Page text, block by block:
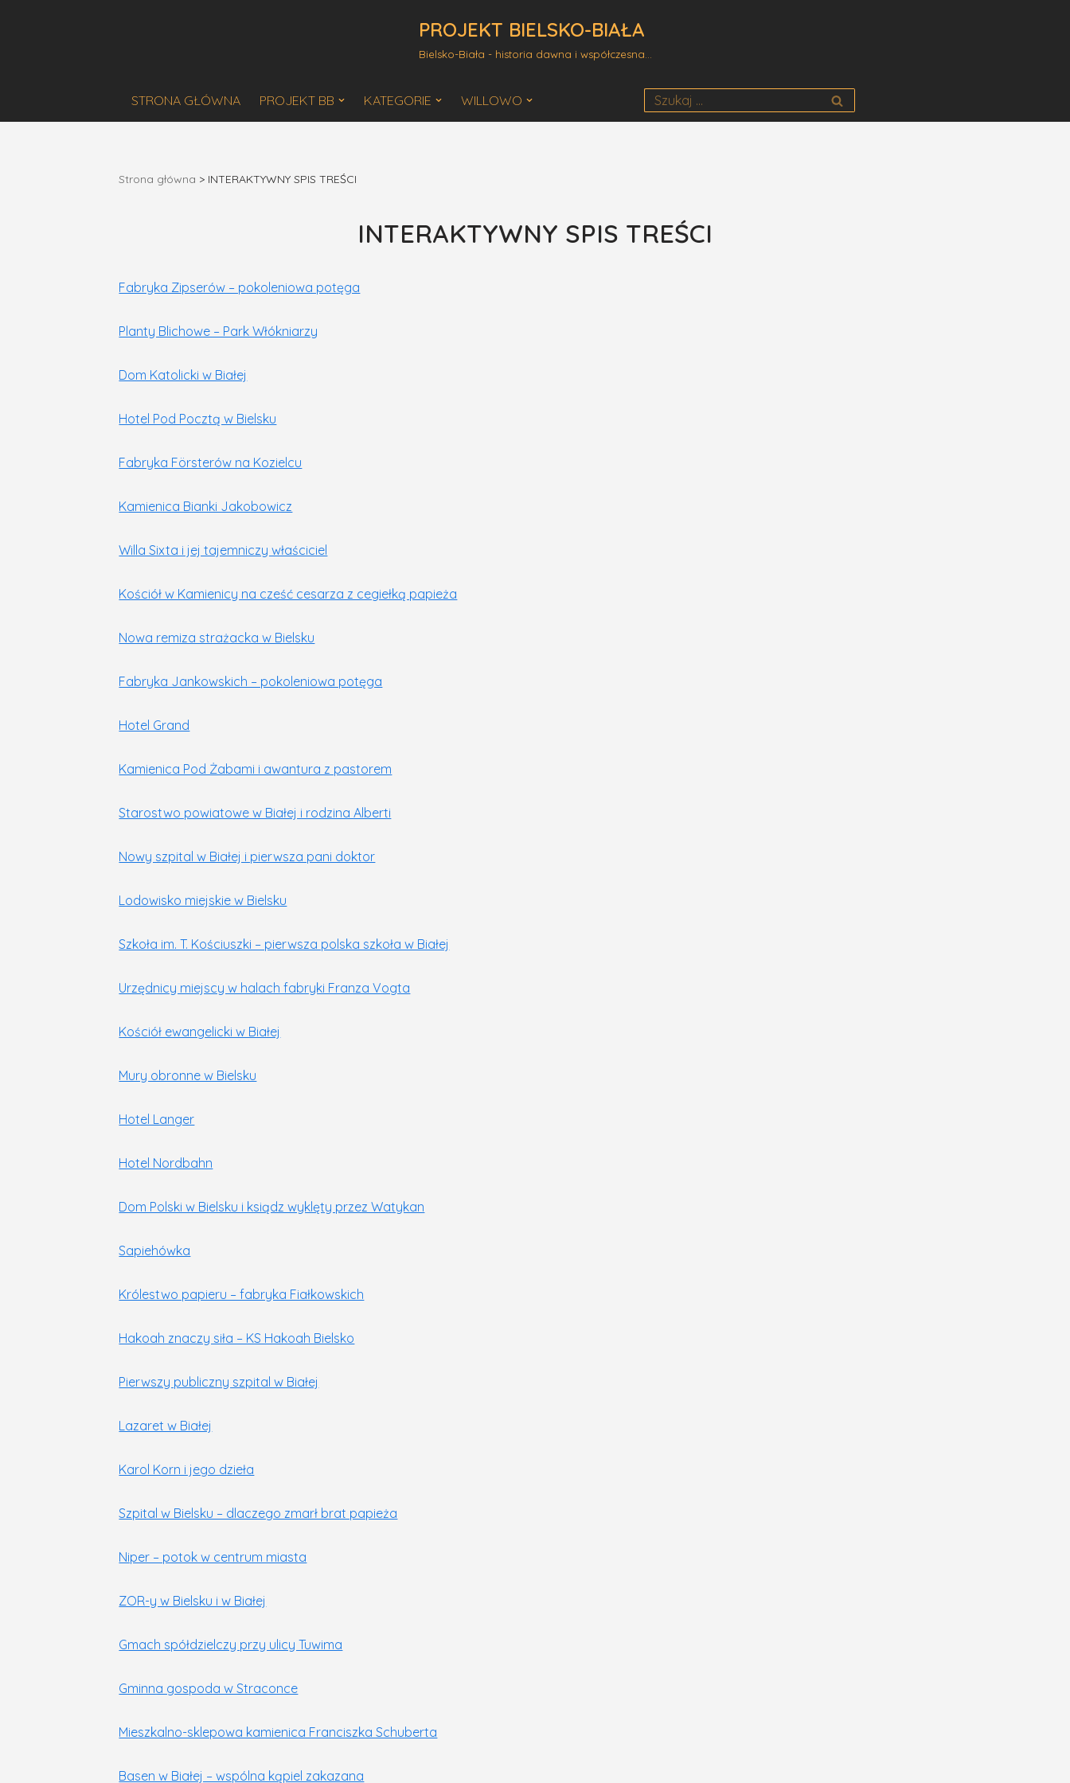
PROJEKT BIELSKO-BIAŁA
Bielsko-Biała - historia dawna i współczesna...
STRONA GŁÓWNA PROJEKT BB KATEGORIE WILLOWO
Strona główna > INTERAKTYWNY SPIS TREŚCI
INTERAKTYWNY SPIS TREŚCI
Fabryka Zipserów – pokoleniowa potęga
Planty Blichowe – Park Włókniarzy
Dom Katolicki w Białej
Hotel Pod Pocztą w Bielsku
Fabryka Försterów na Kozielcu
Kamienica Bianki Jakobowicz
Willa Sixta i jej tajemniczy właściciel
Kościół w Kamienicy na cześć cesarza z cegiełką papieża
Nowa remiza strażacka w Bielsku
Fabryka Jankowskich – pokoleniowa potęga
Hotel Grand
Kamienica Pod Żabami i awantura z pastorem
Starostwo powiatowe w Białej i rodzina Alberti
Nowy szpital w Białej i pierwsza pani doktor
Lodowisko miejskie w Bielsku
Szkoła im. T. Kościuszki – pierwsza polska szkoła w Białej
Urzędnicy miejscy w halach fabryki Franza Vogta
Kościół ewangelicki w Białej
Mury obronne w Bielsku
Hotel Langer
Hotel Nordbahn
Dom Polski w Bielsku i ksiądz wyklęty przez Watykan
Sapiehówka
Królestwo papieru – fabryka Fiałkowskich
Hakoah znaczy siła – KS Hakoah Bielsko
Pierwszy publiczny szpital w Białej
Lazaret w Białej
Karol Korn i jego dzieła
Szpital w Bielsku – dlaczego zmarł brat papieża
Niper – potok w centrum miasta
ZOR-y w Bielsku i w Białej
Gmach spółdzielczy przy ulicy Tuwima
Gminna gospoda w Straconce
Mieszkalno-sklepowa kamienica Franciszka Schuberta
Basen w Białej – wspólna kąpiel zakazana